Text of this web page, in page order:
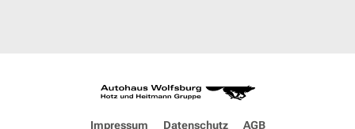
Impressum Datenschutz AGB